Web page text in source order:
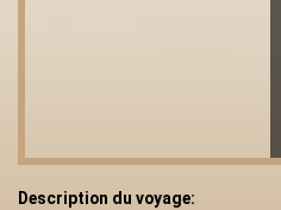
Description du voyage: